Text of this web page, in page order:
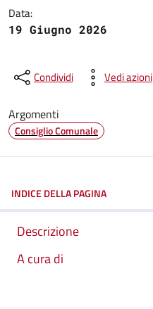
Data:
19 Giugno 2026
Condividi Vedi azioni
Argomenti
Consiglio Comunale
INDICE DELLA PAGINA
Descrizione
A cura di